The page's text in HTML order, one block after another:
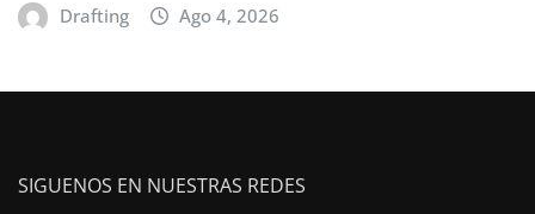
Drafting Ago 4, 2026
SIGUENOS EN NUESTRAS REDES